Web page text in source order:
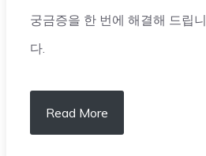
궁금증을 한 번에 해결해 드립니
다.
Read More